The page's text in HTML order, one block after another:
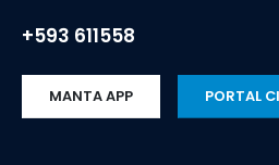
+593 611558
MANTA APP PORTAL